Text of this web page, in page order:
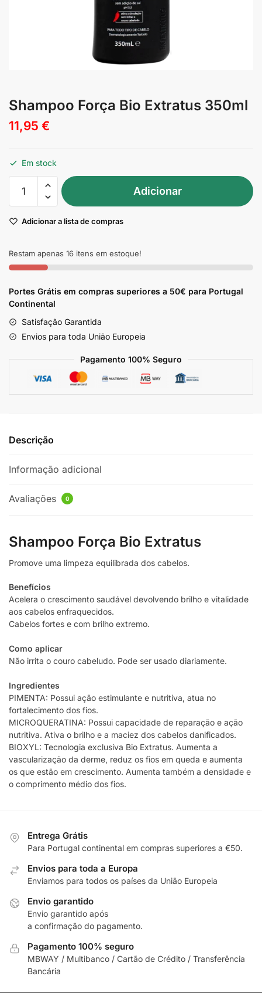
Shampoo Força Bio Extratus 350ml
11,95 €
Em stock
Quantidade
Força
Extratus
350ml
Adicionar
Adicionar a lista de compras
Restam apenas 16 itens em estoque!
Portes Grátis em compras superiores a 50€ para Portugal
Continental
Satisfação Garantida
Envios para toda União Europeia
Pagamento 100% Seguro
Descrição
Informação adicional
Avaliações 0
Shampoo Força Bio Extratus
Promove uma limpeza equilibrada dos cabelos.
Benefícios
Acelera o crescimento saudável devolvendo brilho e vitalidade
aos cabelos enfraquecidos.
Cabelos fortes e com brilho extremo.
Como aplicar
Não irrita o couro cabeludo. Pode ser usado diariamente.
Ingredientes
PIMENTA: Possui ação estimulante e nutritiva, atua no
fortalecimento dos fios.
MICROQUERATINA: Possui capacidade de reparação e ação
nutritiva. Ativa o brilho e a maciez dos cabelos danificados.
BIOXYL: Tecnologia exclusiva Bio Extratus. Aumenta a
vascularização da derme, reduz os fios em queda e aumenta
os que estão em crescimento. Aumenta também a densidade e
o comprimento médio dos fios.
Entrega Grátis
Para Portugal continental em compras superiores a €50.
Envios para toda a Europa
Enviamos para todos os países da União Europeia
Envio garantido
Envio garantido após
a confirmação do pagamento.
Pagamento 100% seguro
MBWAY / Multibanco / Cartão de Crédito / Transferência
Bancária